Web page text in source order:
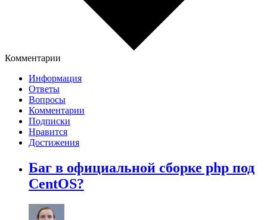
Комментарии
Информация
Ответы
Вопросы
Комментарии
Подписки
Нравится
Достижения
Баг в официальной сборке php под
CentOS?